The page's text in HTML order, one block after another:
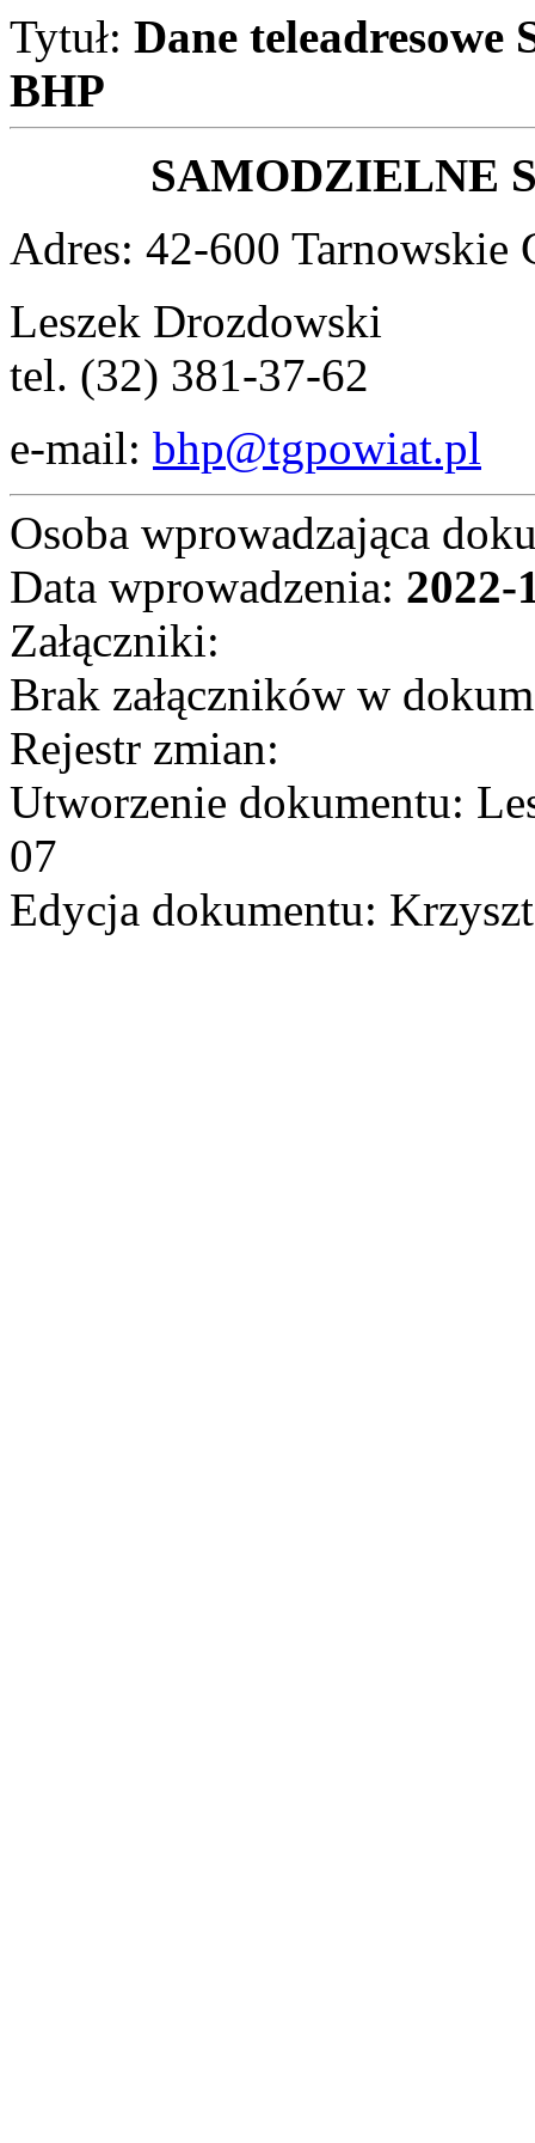
Tytuł: Dane teleadresowe
BHP
SAMODZIELNE
Adres: 42-600 Tarnowskie
Leszek Drozdowski
tel. (32) 381-37-62
e-mail: bhp@tgpowiat.pl
Osoba wprowadzająca
Data wprowadzenia: 2022-
Załączniki:
Brak załączników w
Rejestr zmian:
Utworzenie dokumentu:
07
Edycja dokumentu: